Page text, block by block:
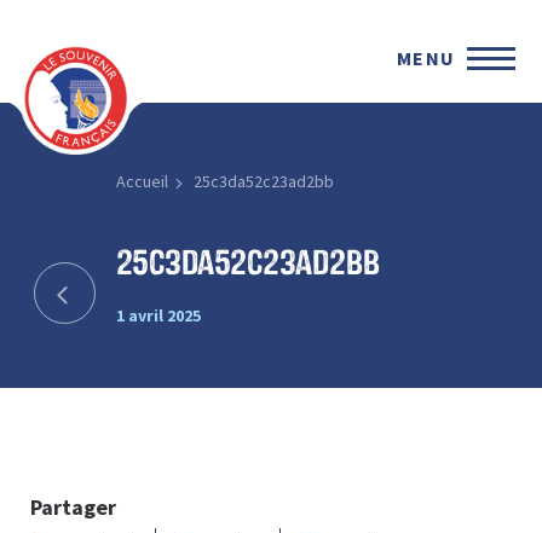
MENU
Accueil 25c3da52c23ad2bb
25c3da52c23ad2bb
1 avril 2025
Partager